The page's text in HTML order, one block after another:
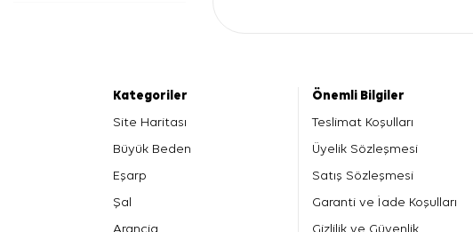
Kategoriler
Site Haritası
Büyük Beden
Eşarp
Şal
Arancia
Önemli Bilgiler
Teslimat Koşulları
Üyelik Sözleşmesi
Satış Sözleşmesi
Garanti ve İade Koşulları
Gizlilik ve Güvenlik